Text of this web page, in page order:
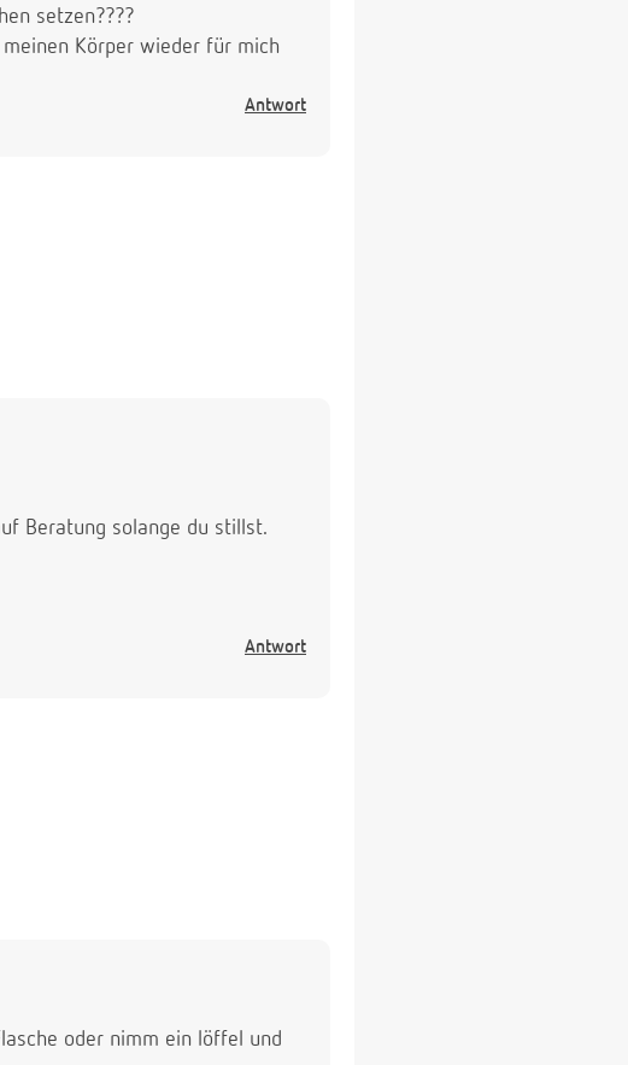
setzen????
Körper wieder für mich
Antwort
Beratung solange du stillst.
Antwort
oder nimm ein löffel und